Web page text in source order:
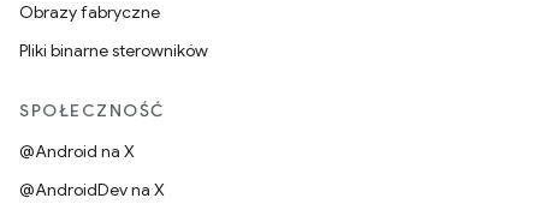
Obrazy fabryczne
Pliki binarne sterowników
SPOŁECZNOŚĆ
@Android na X
@AndroidDev na X